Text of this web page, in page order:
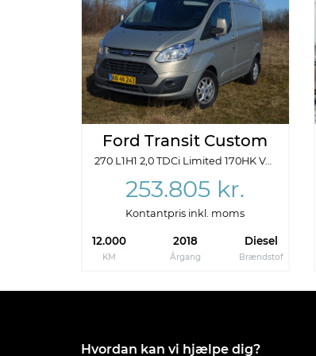
Annoncedata
Oprettet
13-09-2018
Ford Transit Custom
270 L1H1 2,0 TDCi Limited 170HK Van 6g
253.805 kr.
Kontantpris inkl. moms
12.000
KM
2018
Årgang
Diesel
Brændstof
Hvordan kan vi hjælpe dig?